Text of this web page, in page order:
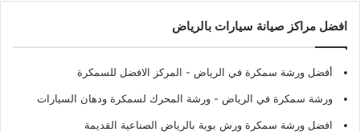
افضل مراكز صيانة سيارات بالرياض
أفضل ورشة سمكرة في الرياض - المركز الافضل للسمكرة
ورشة سمكرة في الرياض - ورشة المحرك لسمكرة ودهان السيارات
افضل ورشة سمكرة ورش بوية بالرياض الصناعية القديمة